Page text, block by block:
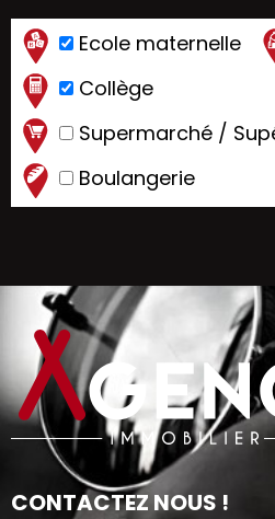
Ecole maternelle
Collège
Supermarché /
Boulangerie
CONTACTEZ NOUS !